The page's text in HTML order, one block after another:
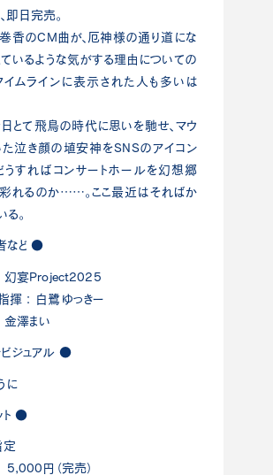
即日完売。
香のCM曲が、厄神様の通り道にな
いるような気がする理由についての
ムラインに表示された人も多いは
とて飛鳥の時代に思いを馳せ、マウ
た泣き顔の埴安神をSNSのアイコン
うすればコンサートホールを幻想郷
れるのか……。ここ最近はそればか
る。
など ●
幻宴Project2025
揮 ： 白鷺ゆっきー
澤まい
ジュアル ●
に
ト ●
円（完売）